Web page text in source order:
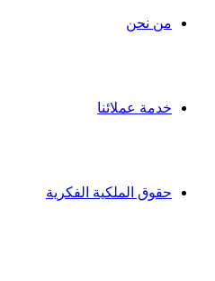
من نحن
خدمة عملائنا
حقوق الملكية الفكرية